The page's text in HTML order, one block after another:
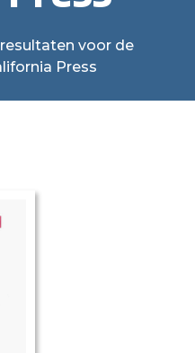
voor de
Press